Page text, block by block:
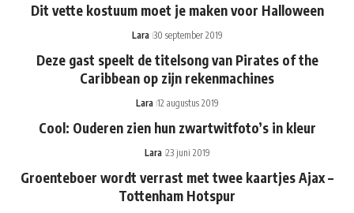
Dit vette kostuum moet je maken voor Halloween
Lara 30 september 2019
Deze gast speelt de titelsong van Pirates of the
Caribbean op zijn rekenmachines
Lara 12 augustus 2019
Cool: Ouderen zien hun zwartwitfoto’s in kleur
Lara 23 juni 2019
Groenteboer wordt verrast met twee kaartjes Ajax –
Tottenham Hotspur